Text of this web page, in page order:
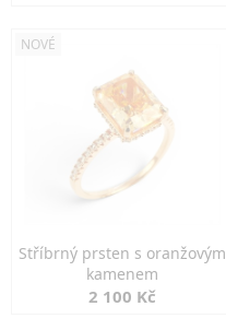
NOVÉ
Stříbrný prsten s oranžovým
kamenem
2 100 Kč